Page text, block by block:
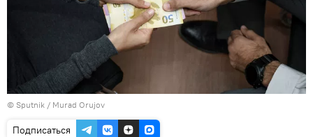
© Sputnik / Murad Orujov
Подписаться